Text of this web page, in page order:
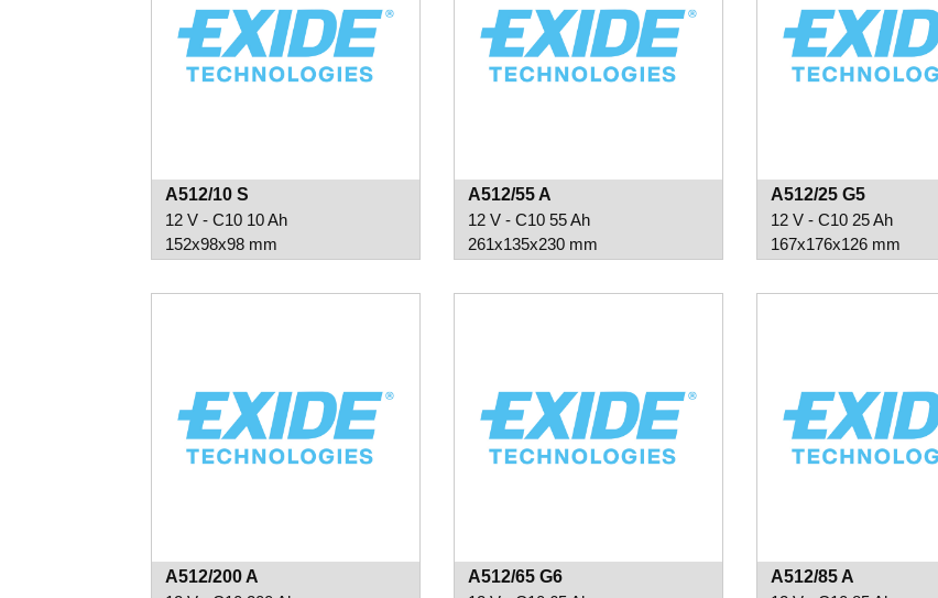
A512/10 S
12 V - C10 10 Ah
152x98x98 mm
A512/55 A
12 V - C10 55 Ah
261x135x230 mm
A512/25 G5
12 V - C10 25 Ah
167x176x126 mm
A512/200 A
A512/65 G6
A512/85 A